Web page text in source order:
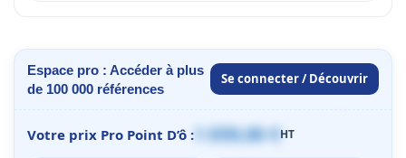
Espace pro : Accéder à plus
de 100 000 références
Se connecter / Découvrir
Votre prix Pro Point D’ô : 1 059,00 €HT